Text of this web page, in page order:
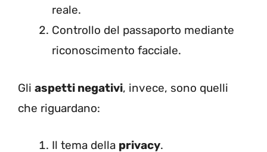
reale.
Controllo del passaporto mediante
riconoscimento facciale.
Gli aspetti negativi, invece, sono quelli
che riguardano:
Il tema della privacy.